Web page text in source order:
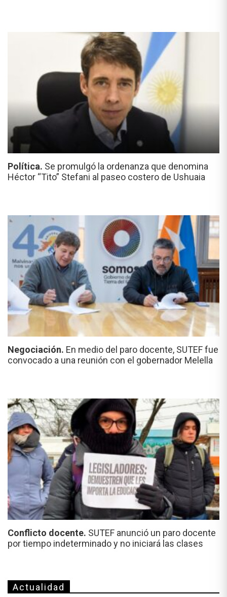
Política. Se promulgó la ordenanza que denomina
Héctor “Tito” Stefani al paseo costero de Ushuaia
Negociación. En medio del paro docente, SUTEF fue
convocado a una reunión con el gobernador Melella
Conflicto docente. SUTEF anunció un paro docente
por tiempo indeterminado y no iniciará las clases
Actualidad